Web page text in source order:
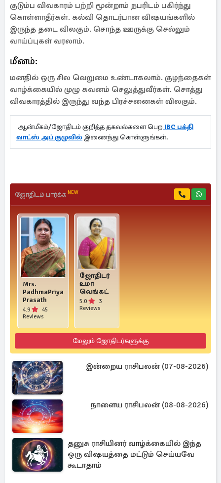
குடும்ப விவகாரம் பற்றி மூன்றாம் நபரிடம் பகிர்ந்து
கொள்ளாதீர்கள். கல்வி தொடர்பான விஷயங்களில்
இருந்த தடை விலகும். சொந்த ஊருக்கு செல்லும்
வாய்ப்புகள் வரலாம்.
மீனம்:
மனதில் ஒரு சில வெறுமை உண்டாகலாம். குழந்தைகள்
வாழ்க்கையில் முழு கவனம் செலுத்துவீர்கள். சொத்து
விவகாரத்தில் இருந்து வந்த பிரச்சனைகள் விலகும்.
ஆன்மீகம்/ஜோதிடம் குறித்த தகவல்களை பெற IBC பக்தி
வாட்ஸ் அப் குழுவில் இணைந்து கொள்ளுங்கள்.
ஜோதிடம் பார்க்க NEW
Mrs.
PadhmaPriya
Prasath
4.9
45
Reviews
ஜோதிடர்
உமா
வெங்கட்
5.0
3
Reviews
மேலும் ஜோதிடர்களுக்கு
இன்றைய ராசிபலன் (07-08-2026)
நாளைய ராசிபலன் (08-08-2026)
தனுசு ராசியினர் வாழ்க்கையில் இந்த
ஒரு விஷயத்தை மட்டும் செய்யவே
கூடாதாம்